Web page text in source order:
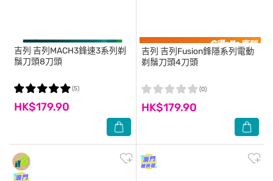
吉列 吉列MACH3鋒速3系列剃
鬚刀頭8刀頭
HK$179.90
(5)
吉列 吉列Fusion鋒隱系列電動
剃鬚刀頭4刀頭
HK$179.90
(0)